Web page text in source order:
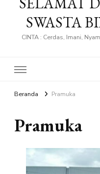
SWASTA
CINTA : Cerdas, Imani,
Beranda Pramuka
Pramuka